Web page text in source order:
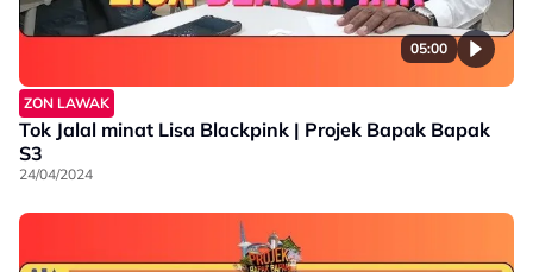
05:00
ZON LAWAK
Tok Jalal minat Lisa Blackpink | Projek Bapak Bapak
S3
24/04/2024